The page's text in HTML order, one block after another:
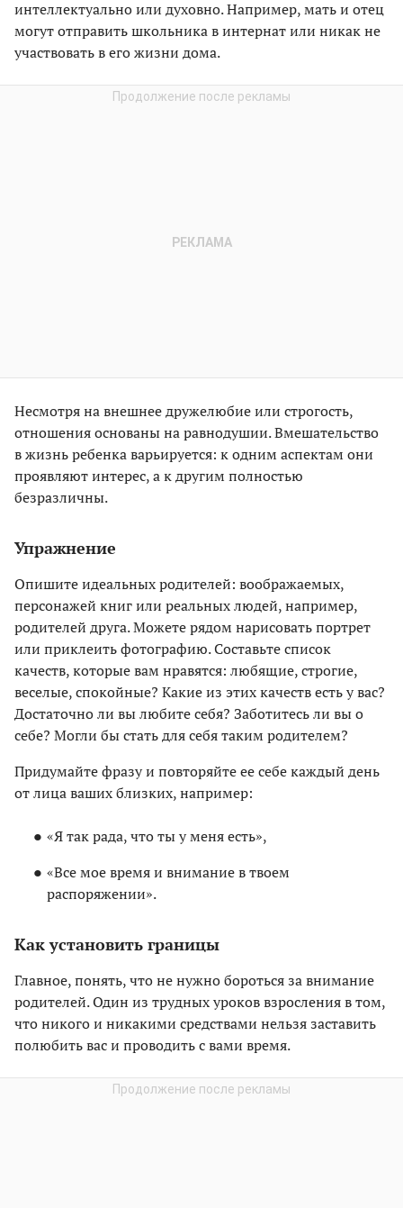
интеллектуально или духовно. Например, мать и отец
могут отправить школьника в интернат или никак не
участвовать в его жизни дома.
Несмотря на внешнее дружелюбие или строгость,
отношения основаны на равнодушии. Вмешательство
в жизнь ребенка варьируется: к одним аспектам они
проявляют интерес, а к другим полностью
безразличны.
Упражнение
Опишите идеальных родителей: воображаемых,
персонажей книг или реальных людей, например,
родителей друга. Можете рядом нарисовать портрет
или приклеить фотографию. Составьте список
качеств, которые вам нравятся: любящие, строгие,
веселые, спокойные? Какие из этих качеств есть у вас?
Достаточно ли вы любите себя? Заботитесь ли вы о
себе? Могли бы стать для себя таким родителем?
Придумайте фразу и повторяйте ее себе каждый день
от лица ваших близких, например:
«Я так рада, что ты у меня есть»,
«Все мое время и внимание в твоем
распоряжении».
Как установить границы
Главное, понять, что не нужно бороться за внимание
родителей. Один из трудных уроков взросления в том,
что никого и никакими средствами нельзя заставить
полюбить вас и проводить с вами время.